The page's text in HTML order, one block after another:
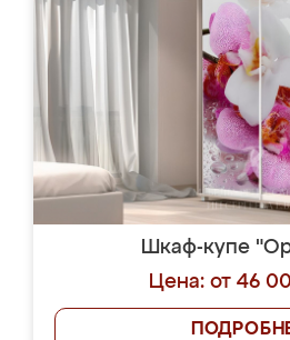
Шкаф-купе
Цена: от 46